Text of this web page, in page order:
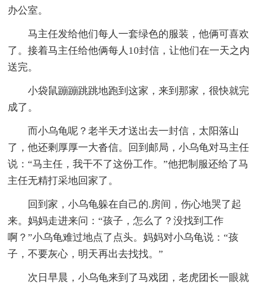
办公室。
马主任发给他们每人一套绿色的服装，他俩可喜欢
了。接着马主任给他俩每人10封信，让他们在一天之内
送完。
小袋鼠蹦蹦跳跳地跑到这家，来到那家，很快就完
成了。
而小乌龟呢？老半天才送出去一封信，太阳落山
了，他还剩厚厚一大沓信。回到邮局，小乌龟对马主任
说：“马主任，我干不了这份工作。”他把制服还给了马
主任无精打采地回家了。
回到家，小乌龟躲在自己的.房间，伤心地哭了起
来。妈妈走进来问：“孩子，怎么了？没找到工作
啊？”小乌龟难过地点了点头。妈妈对小乌龟说：“孩
子，不要灰心，明天再出去找找。”
次日早晨，小乌龟来到了马戏团，老虎团长一眼就